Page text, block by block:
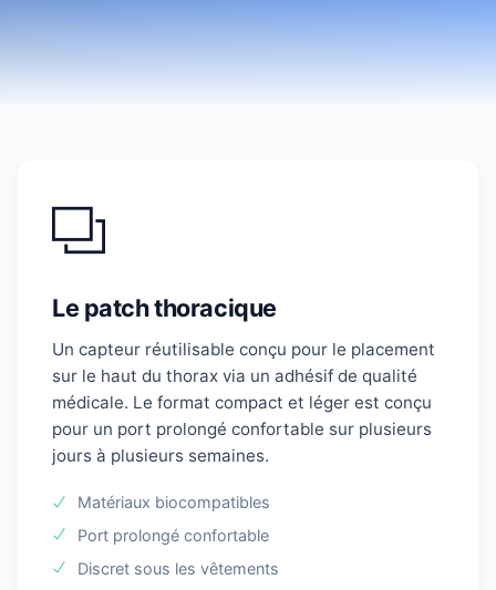
Le patch thoracique
Un capteur réutilisable conçu pour le placement
sur le haut du thorax via un adhésif de qualité
médicale. Le format compact et léger est conçu
pour un port prolongé confortable sur plusieurs
jours à plusieurs semaines.
Matériaux biocompatibles
Port prolongé confortable
Discret sous les vêtements